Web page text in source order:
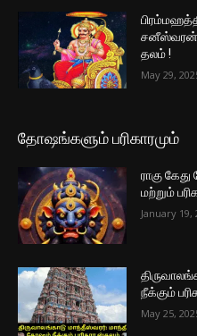
சனீஸ்வரன்
தலம் !
May 29,
தோஷங்களும் பரிகாரமும்
ராகு
மற்றும்
January 19,
நீக்கும்
May 25,